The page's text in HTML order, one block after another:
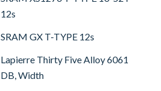
12s
SRAM GX T-TYPE 12s
Lapierre Thirty Five Alloy 6061
DB, Width